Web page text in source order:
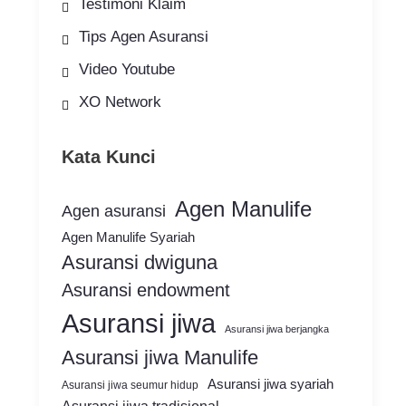
Testimoni Klaim
Tips Agen Asuransi
Video Youtube
XO Network
Kata Kunci
Agen asuransi Agen Manulife
Agen Manulife Syariah
Asuransi dwiguna
Asuransi endowment
Asuransi jiwa Asuransi jiwa berjangka
Asuransi jiwa Manulife
Asuransi jiwa seumur hidup Asuransi jiwa syariah